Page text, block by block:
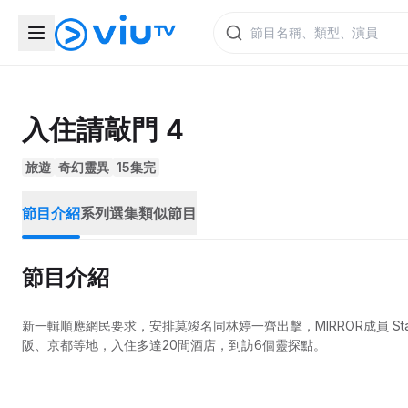
入住請敲門 4
旅遊 奇幻靈異 15集完
節目介紹系列選集類似節目
節目介紹
新一輯順應網民要求，安排莫竣名同林婷一齊出擊，MIRROR成員
阪、京都等地，入住多達20間酒店，到訪6個靈探點。